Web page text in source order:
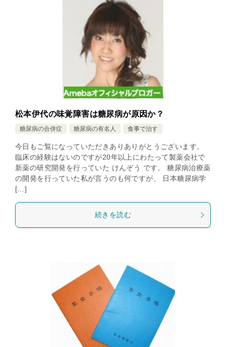
松本伊代の味覚障害は糖尿病が原因か？
糖尿病の合併症 糖尿病の有名人 食事で治す
今日もご覧になっていただきありありがとうございます。
臨床の経験はないのですが20年以上にわたって製薬会社で
新薬の研究開発を行っていた けんぞう です。 糖尿病治療薬
の開発を行っていた私が言うのも何ですが、 日本糖尿病学
[…]
続きを読む